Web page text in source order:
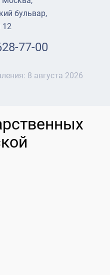
бульвар,
12
77-00
8 августа 2026